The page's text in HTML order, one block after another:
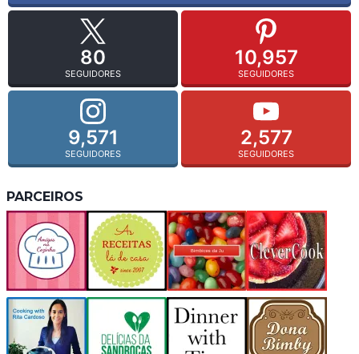
80
SEGUIDORES
10,957
SEGUIDORES
9,571
SEGUIDORES
2,577
SEGUIDORES
PARCEIROS